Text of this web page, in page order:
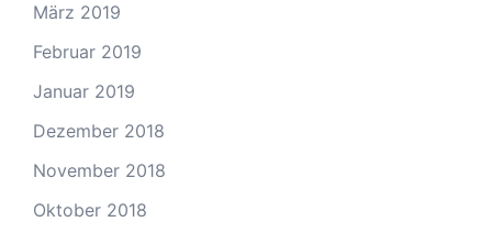
März 2019
Februar 2019
Januar 2019
Dezember 2018
November 2018
Oktober 2018